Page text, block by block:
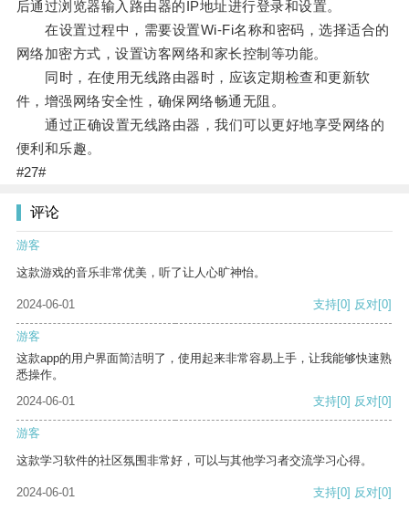
后通过浏览器输入路由器的IP地址进行登录和设置。
在设置过程中，需要设置Wi-Fi名称和密码，选择适合的
网络加密方式，设置访客网络和家长控制等功能。
同时，在使用无线路由器时，应该定期检查和更新软
件，增强网络安全性，确保网络畅通无阻。
通过正确设置无线路由器，我们可以更好地享受网络的
便利和乐趣。
#27#
评论
游客
这款游戏的音乐非常优美，听了让人心旷神怡。
2024-06-01 支持[0] 反对[0]
游客
这款app的用户界面简洁明了，使用起来非常容易上手，让我能够快速熟
悉操作。
2024-06-01
支持[0] 反对[0]
游客
这款学习软件的社区氛围非常好，可以与其他学习者交流学习心得。
2024-06-01 支持[0] 反对[0]